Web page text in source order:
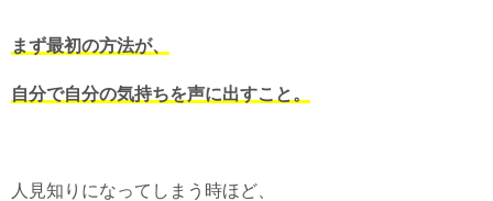
まず最初の方法が、
自分で自分の気持ちを声に出すこと。
人見知りになってしまう時ほど、